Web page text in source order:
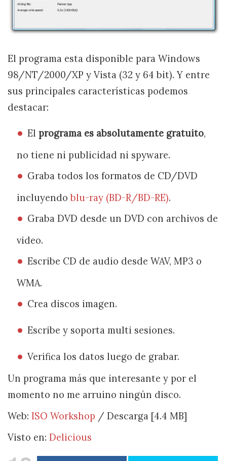
El programa esta disponible para Windows
98/NT/2000/XP y Vista (32 y 64 bit). Y entre
sus principales características podemos
destacar:
Elprograma es absolutamente gratuito,
no tiene ni publicidad ni spyware.
Graba todos los formatos de CD/DVD
incluyendoblu-ray (BD-R/BD-RE).
Graba DVD desde un DVD con archivos de
video.
Escribe CD de audio desde WAV, MP3 o
WMA.
Crea discos imagen.
Escribe y soporta multi sesiones.
Verifica los datos luego de grabar.
Un programa más que interesante y por el
momento no me arruino ningún disco.
Web: ISO Workshop / Descarga [4.4 MB]
Visto en: Delicious